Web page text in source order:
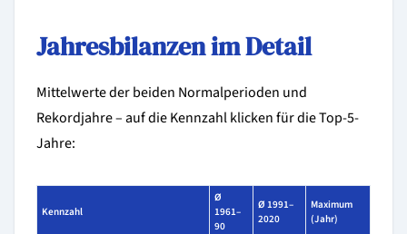
Jahresbilanzen im Detail
Mittelwerte der beiden Normalperioden und
Rekordjahre – auf die Kennzahl klicken für die Top-5-
Jahre:
Kennzahl
Ø
1961–
90
Ø 1991–
2020
Maximum
(Jahr)